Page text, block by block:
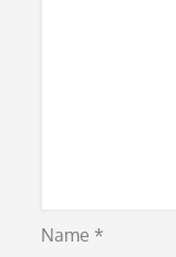
Name *